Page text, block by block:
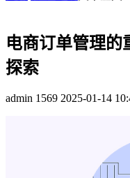
电商订单管理的
探索
admin 1569 2025-01-14